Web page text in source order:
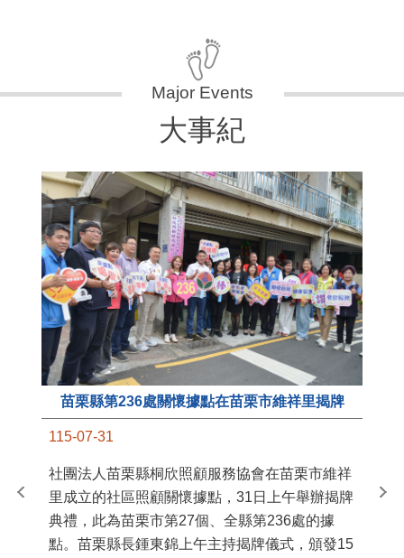
大事紀
苗栗縣第236處關懷據點在苗栗市維祥里揭牌
115-07-31
社團法人苗栗縣桐欣照顧服務協會在苗栗市維祥
里成立的社區照顧關懷據點，31日上午舉辦揭牌
典禮，此為苗栗市第27個、全縣第236處的據
點。苗栗縣長鍾東錦上午主持揭牌儀式，頒發15
苗